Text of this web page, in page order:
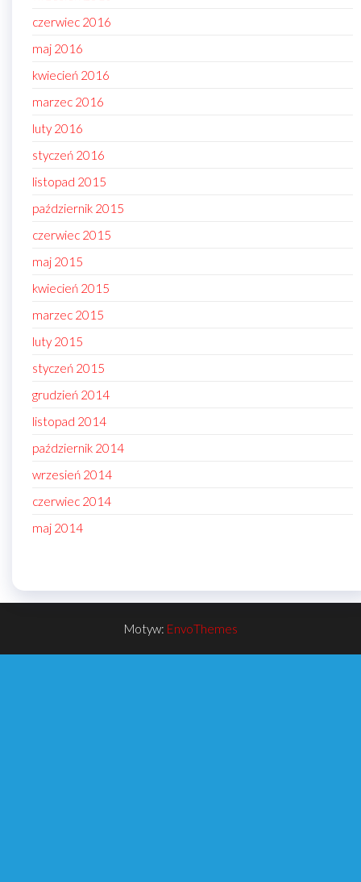
czerwiec 2016
maj 2016
kwiecień 2016
marzec 2016
luty 2016
styczeń 2016
listopad 2015
październik 2015
czerwiec 2015
maj 2015
kwiecień 2015
marzec 2015
luty 2015
styczeń 2015
grudzień 2014
listopad 2014
październik 2014
wrzesień 2014
czerwiec 2014
maj 2014
Motyw: EnvoThemes